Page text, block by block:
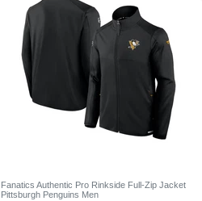
Fanatics Authentic Pro Rinkside Full-Zip Jacket
Pittsburgh Penguins Men